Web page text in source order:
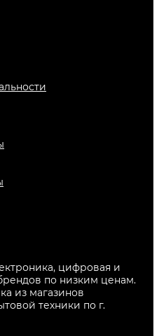
цифровая и
по низким ценам.
из магазинов
техники по г.